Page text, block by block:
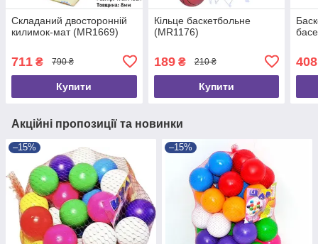
Складаний двосторонній
килимок-мат (MR1669)
711 ₴ 790 ₴
Купити
Кільце баскетбольне
(MR1176)
189₴ 210 ₴
Купити
408
Акційні пропозиції та новинки
–15% –15%